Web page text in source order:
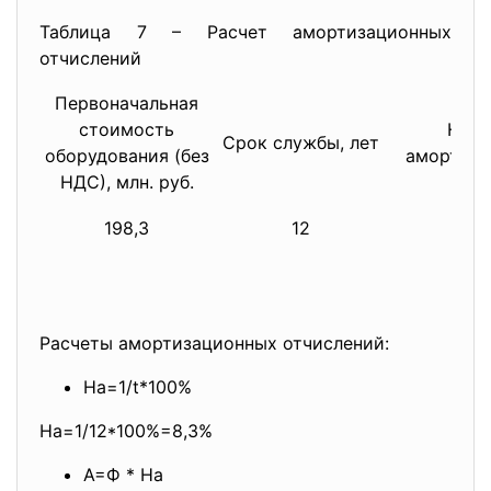
Таблица 7 – Расчет амортизационных
отчислений
Первоначальная
стоимость
оборудования (без
НДС), млн. руб.
Срок службы, лет
198,3 12
Расчеты амортизационных отчислений:
На=1/t*100%
На=1/12*100%=8,3%
А=Ф * На